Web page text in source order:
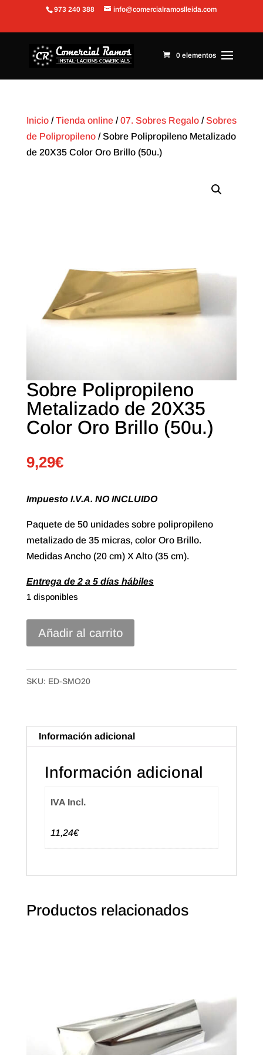
Abrir barra de herramientas
973 240 388 info@comercialramoslleida.com
0 elementos
Inicio/Tienda online/07. Sobres Regalo/Sobres
de Polipropileno/ Sobre Polipropileno Metalizado
de 20X35 Color Oro Brillo (50u.)
Sobre Polipropileno
Metalizado de 20X35
Color Oro Brillo (50u.)
9,29€
Impuesto I.V.A. NO INCLUIDO
Paquete de 50 unidades sobre polipropileno
metalizado de 35 micras, color Oro Brillo.
Medidas Ancho (20 cm) X Alto (35 cm).
Entrega de 2 a 5 días hábiles
1 disponibles
Sobre
Brillo
cantidad
Añadir al carrito
SKU: ED-SMO20
Información adicional
Información adicional
IVA Incl.
11,24€
Productos relacionados